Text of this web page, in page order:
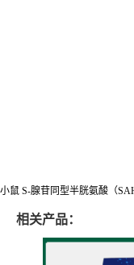
小鼠 S-腺苷同型半胱氨酸（
相关产品：